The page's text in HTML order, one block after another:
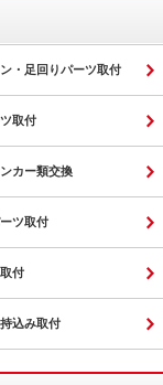
・足回りパーツ取付
取付
カー類交換
ツ取付
付
込み取付